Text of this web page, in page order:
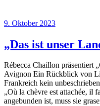
9. Oktober 2023
„Das ist unser
Rébecca Chaillon präsentiert
Avignon Ein Rückblick von
Frankreich kein
„Où la chèvre est attachée, il
angebunden ist, muss sie